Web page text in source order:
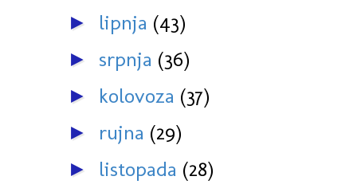
► lipnja (43)
► srpnja (36)
► kolovoza (37)
► rujna (29)
► listopada (28)